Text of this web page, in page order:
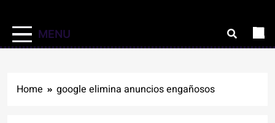
MENU
Home google elimina anuncios engañosos